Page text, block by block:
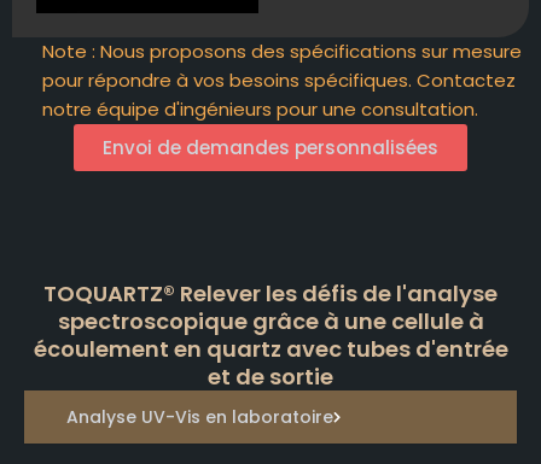
Note : Nous proposons des spécifications sur mesure
pour répondre à vos besoins spécifiques. Contactez
notre équipe d'ingénieurs pour une consultation.
Envoi de demandes personnalisées
TOQUARTZ® Relever les défis de l'analyse
spectroscopique grâce à une cellule à
écoulement en quartz avec tubes d'entrée
et de sortie
Analyse UV-Vis en laboratoire